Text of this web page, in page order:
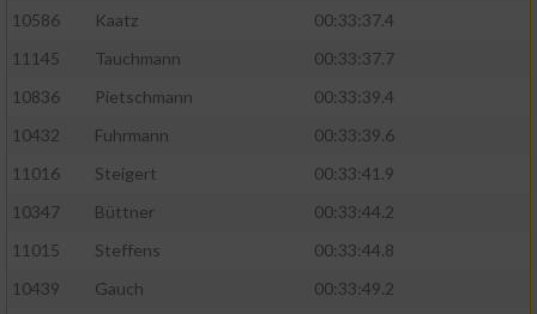
10586
Kaatz
00:33:37.4
11145
Tauchmann
00:33:37.7
10836
Pietschmann
00:33:39.4
10432
Fuhrmann
00:33:39.6
11016
Steigert
00:33:41.9
10347
Büttner
00:33:44.2
11015
Steffens
00:33:44.8
10439
Gauch
00:33:49.2